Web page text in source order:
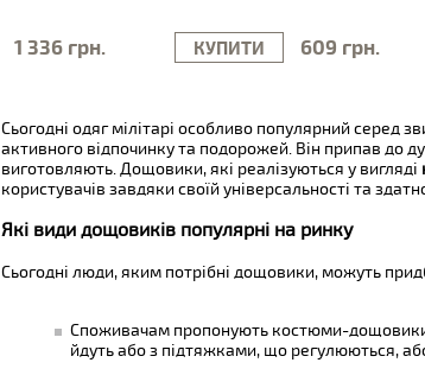
1 336 грн. КУПИТИ 609 грн.
Сьогодні одяг мілітарі особливо популярний серед
активного відпочинку та подорожей. Він припав до
виготовляють. Дощовики, які реалізуються у вигляді
користувачів завдяки своїй універсальності та
Які види дощовиків популярні на ринку
Сьогодні люди, яким потрібні дощовики, можуть
Споживачам пропонують костюми-
йдуть або з підтяжками, що регулюються,